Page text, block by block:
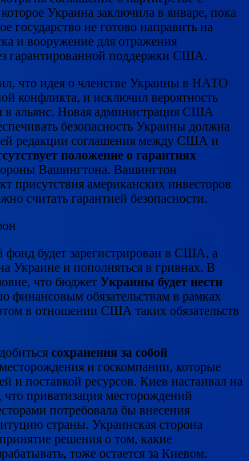
Украина заключила в январе, пока
государство не готово направить на
и вооружение для отражения
гарантированной поддержки США.
что идея о членстве Украины в НАТО
конфликта, и исключил вероятность
в альянс. Новая администрация США
безопасность Украины должна
редакции соглашения между США и
положение о гарантиях
Вашингтона. Вашингтон
присутствия американских инвесторов
считать гарантией безопасности.
будет зарегистрирован в США, а
Украине и пополняться в гривнах. В
что бюджет Украины будет нести
финансовым обязательствам в рамках
в отношении США таких обязательств
сохранения за собой
и госкомпании, которые
и поставкой ресурсов. Киев настаивал на
приватизация месторождений
потребовала бы внесения
страны. Украинская сторона
решения о том, какие
тоже остается за Киевом.